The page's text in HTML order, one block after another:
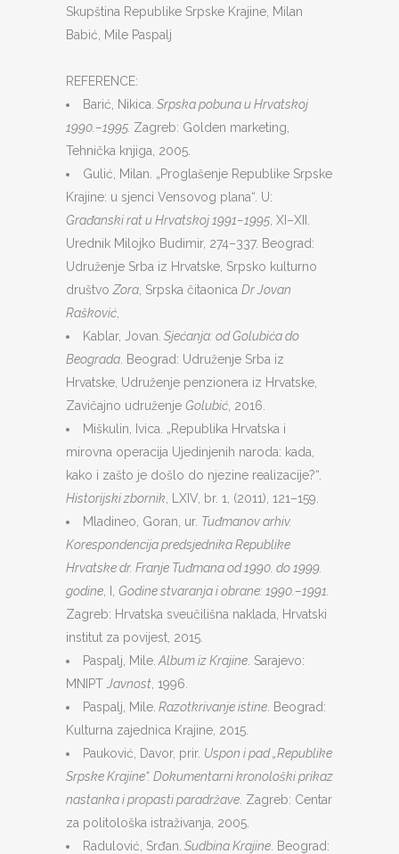
Skupština Republike Srpske Krajine, Milan
Babić, Mile Paspalj
REFERENCE:
Barić, Nikica. Srpska pobuna u Hrvatskoj
1990.–1995. Zagreb: Golden marketing,
Tehnička knjiga, 2005.
Gulić, Milan. „Proglašenje Republike Srpske
Krajine: u sjenci Vensovog plana“. U:
Građanski rat u Hrvatskoj 1991–1995 , XI–XII.
Urednik Milojko Budimir, 274–337. Beograd:
Udruženje Srba iz Hrvatske, Srpsko kulturno
društvo Zora , Srpska čitaonica Dr Jovan
Rašković
Kablar, Jovan. Sjećanja: od Golubića do
Beograda . Beograd: Udruženje Srba iz
Hrvatske, Udruženje penzionera iz Hrvatske,
Zavičajno udruženje Golubić , 2016.
Miškulin, Ivica. „Republika Hrvatska i
mirovna operacija Ujedinjenih naroda: kada,
kako i zašto je došlo do njezine realizacije?“.
Historijski zbornik , LXIV, br. 1, (2011), 121–159.
Mladineo, Goran, ur. Tuđmanov arhiv.
Korespondencija predsjednika Republike
Hrvatske dr. Franje Tuđmana od 1990. do 1999.
godine
Godine stvaranja i obrane: 1990.–1991.
Zagreb: Hrvatska sveučilišna naklada, Hrvatski
institut za povijest, 2015.
Paspalj, Mile. Album iz Krajine . Sarajevo:
MNIPT Javnost , 1996.
Paspalj, Mile. Razotkrivanje istine . Beograd:
Kulturna zajednica Krajine, 2015.
Pauković, Davor, prir. Uspon i pad „Republike
Srpske Krajine“. Dokumentarni kronološki prikaz
nastanka i propasti paradržave . Zagreb: Centar
za politološka istraživanja, 2005.
Radulović, Srđan. Sudbina Krajine . Beograd: